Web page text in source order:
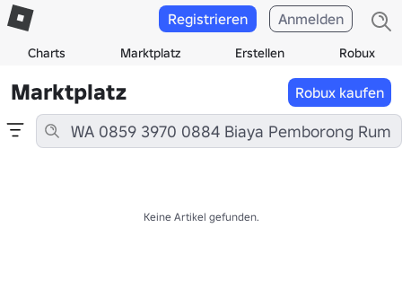
Charts Marktplatz Erstellen Robux
Registrieren Anmelden
Marktplatz Robux kaufen
Keine Artikel gefunden.